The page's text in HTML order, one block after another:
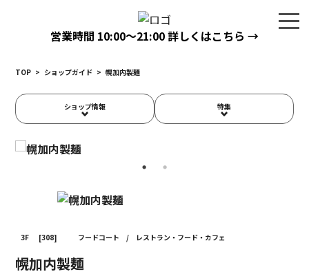
営業時間 10:00〜21:00詳しくはこちら →
TOP > ショップガイド > 幌加内製麺
ショップ情報 特集
3F [308] フードコート / レストラン・フード・カフェ
幌加内製麺